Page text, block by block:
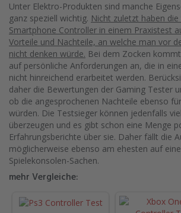
Unter Elektro-Produkten sind manche
ganz speziell wichtig. Nicht zuletzt haben
Smartphone Controller in einem Praxistest
Vorteile und Nachteile, an welche man vor
nicht denken würde. Bei dem Zocken
auf persönliche Anforderungen an, die in
nicht hinreichend erarbeitet werden.
daher die Bewertungen der Gaming Tester
ob die angesprochenen Nachteile ebenso
würden. Die Testsieger können jedenfalls
überzeugen und es gibt schon eine Menge
Erfahrungsberichte über sie. Daher fällt die
möglicherweise ebenso am ehesten auf
Spielekonsolen-Sachen.
mehr Vergleiche: